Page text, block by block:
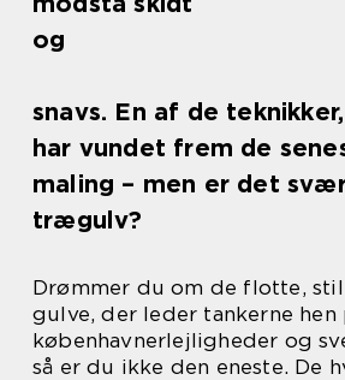
og
snavs. En af de
har vundet frem de
maling – men er det
trægulv?
Drømmer du om de flotte,
gulve, der leder tankerne hen
københavnerlejligheder og
så er du ikke den eneste. De